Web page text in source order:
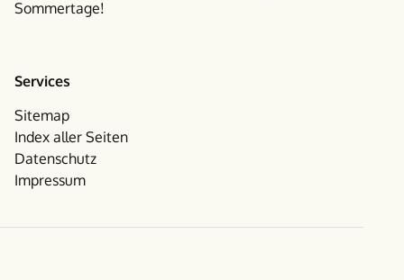
Sommertage!
Services
Sitemap
Index aller Seiten
Datenschutz
Impressum